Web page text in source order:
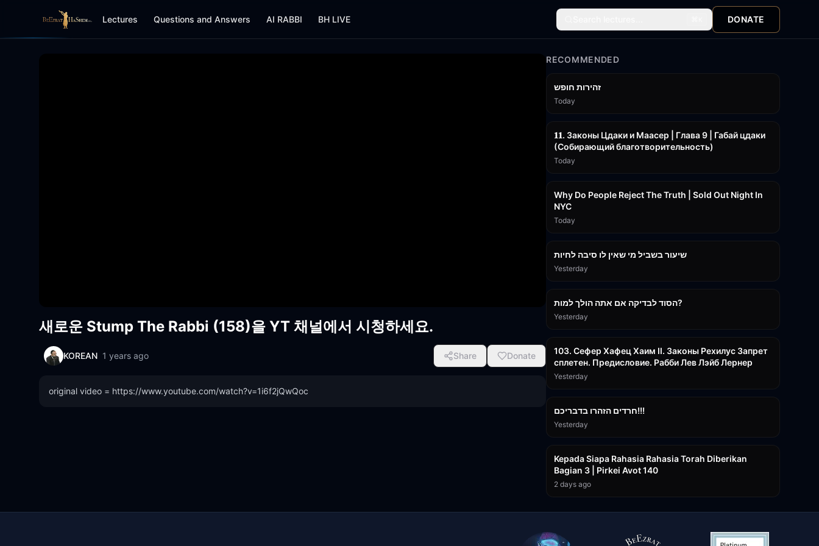
Lectures Questions and Answers AI RABBI BH LIVE DONATE
새로운 Stump The Rabbi (158)을 YT 채널에서 시청하세요.
KOREAN 1 years ago Share Donate
original video = https://www.youtube.com/watch?v=1i6f2jQwQoc
RECOMMENDED
זהירות חופש
Today
𝟏𝟏. Законы Цдаки и Маасер | Глава 9 | Габай цдаки
(Собирающий благотворительность)
Today
Why Do People Reject The Truth | Sold Out Night In
NYC
Today
שיעור בשביל מי שאין לו סיבה לחיות
Yesterday
הסוד לבדיקה אם אתה הולך למות?
Yesterday
103. Сефер Хафец Хаим II. Законы Рехилус Запрет
сплетен. Предисловие. Рабби Лев Лэйб Лернер
Yesterday
חרדים הזהרו בדבריכם!!!
Yesterday
Kepada Siapa Rahasia Rahasia Torah Diberikan
Bagian 3 | Pirkei Avot 140
2 days ago